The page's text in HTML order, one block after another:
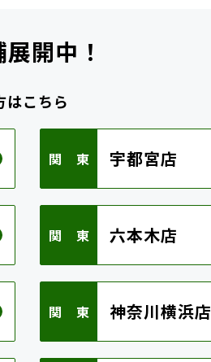
開中！
はこちら
関 東 宇都宮店
関 東 六本木店
関 東 神奈川横浜店